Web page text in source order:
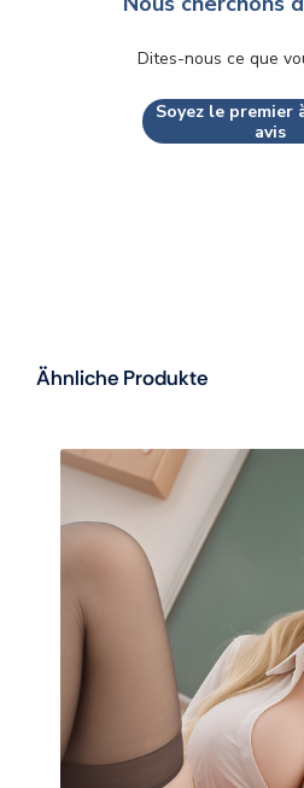
Dites-nous ce que
Soyez le premier
avis
Ähnliche Produkte